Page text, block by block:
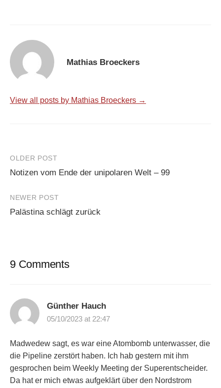
Mathias Broeckers
View all posts by Mathias Broeckers →
Post
navigation
OLDER POST
Notizen vom Ende der unipolaren Welt – 99
NEWER POST
Palästina schlägt zurück
9 Comments
Günther Hauch
05/10/2023 at 22:47
Madwedew sagt, es war eine Atombomb unterwasser, die
die Pipeline zerstört haben. Ich hab gestern mit ihm
gesprochen beim Weekly Meeting der Superentscheider.
Da hat er mich etwas aufgeklärt über den Nordstrom